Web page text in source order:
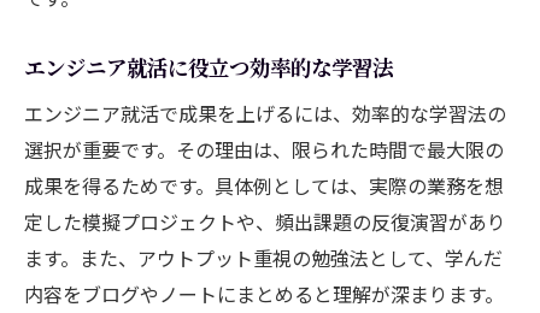
エンジニア就活に役立つ効率的な学習法
エンジニア就活で成果を上げるには、効率的な学習法の
選択が重要です。その理由は、限られた時間で最大限の
成果を得るためです。具体例としては、実際の業務を想
定した模擬プロジェクトや、頻出課題の反復演習があり
ます。また、アウトプット重視の勉強法として、学んだ
内容をブログやノートにまとめると理解が深まります。